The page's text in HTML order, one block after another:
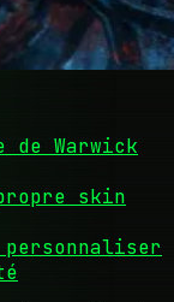
Warwick
skin